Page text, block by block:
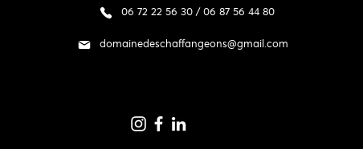
06 72 22 56 30 / 06 87 56 44 80
domainedeschaffangeons@gmail.com